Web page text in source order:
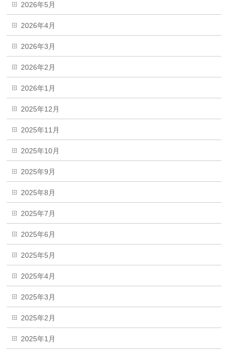
2026年5月
2026年4月
2026年3月
2026年2月
2026年1月
2025年12月
2025年11月
2025年10月
2025年9月
2025年8月
2025年7月
2025年6月
2025年5月
2025年4月
2025年3月
2025年2月
2025年1月